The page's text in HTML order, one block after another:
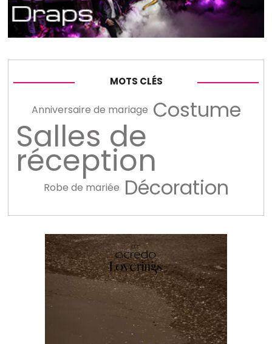
MOTS CLÉS
Anniversaire de mariage Costume
Salles de
réception
Robe de mariée Décoration